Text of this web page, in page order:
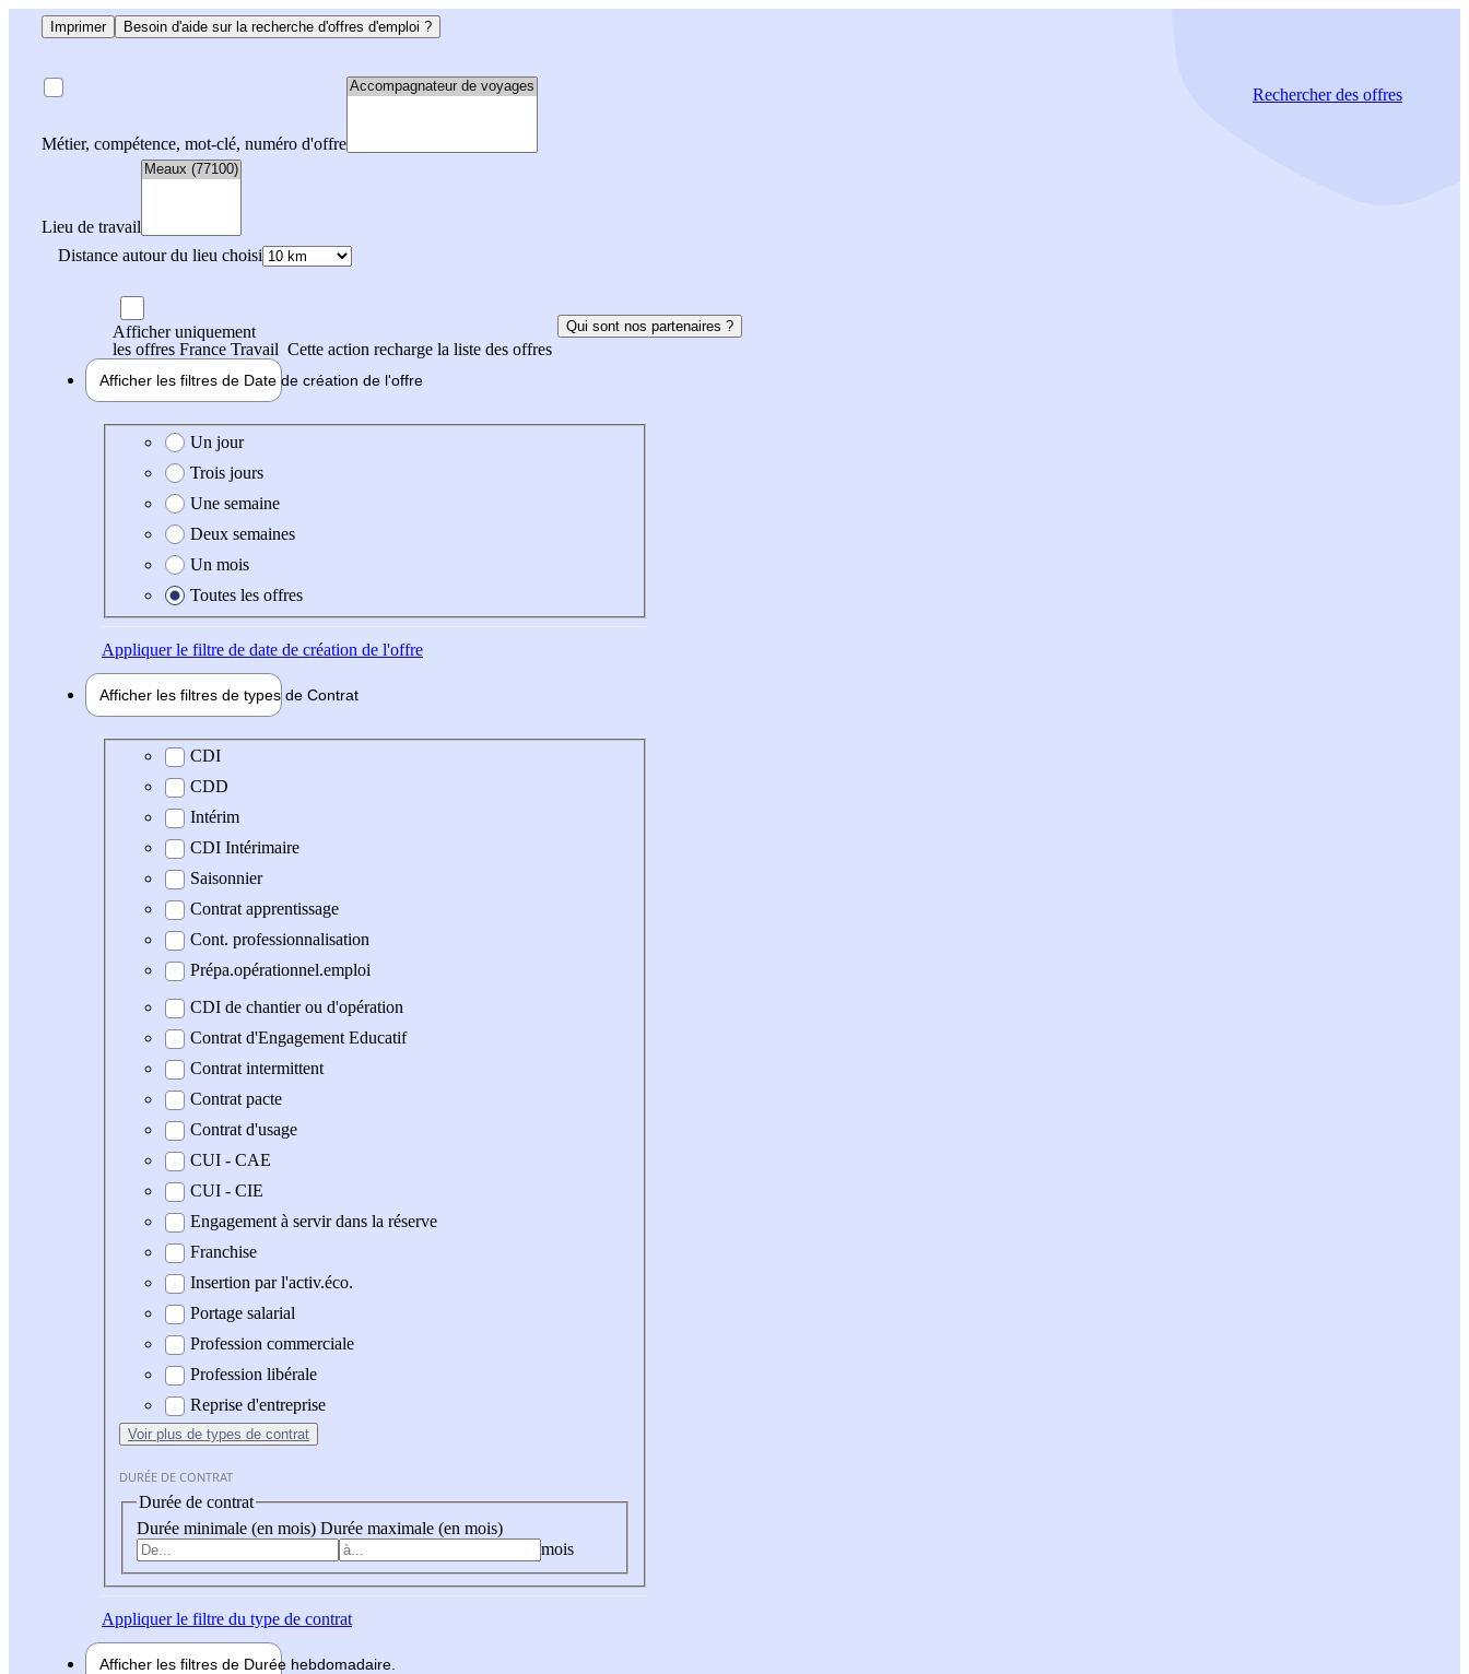
Imprimer Besoin d'aide sur la recherche d'offres d'emploi ?
Métier, compétence, mot-clé, numéro d'offre
Lieu de travail
Distance autour du lieu choisi
Rechercherdes offres
Afficher uniquement
les offres France Travail Cette action recharge la liste des offres
Qui sont nos partenaires ?
Afficher les filtres de Date de création de l'offre
Date de création de l'offre
Un jour
Trois jours
Une semaine
Deux semaines
Un mois
Toutes les offres
Appliquerle filtre de date de création de l'offre
Afficher les filtres de types de Contrat
Type de contrat
CDI
CDD
Intérim
CDI Intérimaire
Saisonnier
Contrat apprentissage
Cont. professionnalisation
Prépa.opérationnel.emploi
CDI de chantier ou d'opération
Contrat d'Engagement Educatif
Contrat intermittent
Contrat pacte
Contrat d'usage
CUI - CAE
CUI - CIE
Engagement à servir dans la réserve
Franchise
Insertion par l'activ.éco.
Portage salarial
Profession commerciale
Profession libérale
Reprise d'entreprise
Voir plus de types de contrat
DURÉE DE CONTRAT
Durée de contrat
Durée minimale (en mois) Durée maximale (en mois)
mois
Appliquerle filtre du type de contrat
Afficher les filtres de Durée hebdomadaire